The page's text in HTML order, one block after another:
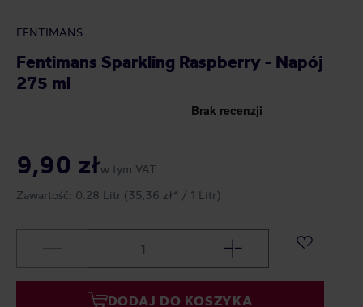
FENTIMANS
Fentimans Sparkling Raspberry - Napój
275 ml
9,90 złw tym VAT
Zawartość: 0.28 Litr (35,36 zł* / 1 Litr)
DODAJ DO KOSZYKA